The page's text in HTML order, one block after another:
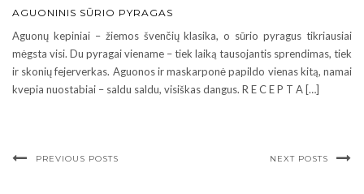
AGUONINIS SŪRIO PYRAGAS
Aguonų kepiniai – žiemos švenčių klasika, o sūrio pyragus tikriausiai
mėgsta visi. Du pyragai viename – tiek laiką tausojantis sprendimas, tiek
ir skonių fejerverkas. Aguonos ir maskarponė papildo vienas kitą, namai
kvepia nuostabiai – saldu saldu, visiškas dangus. R E C E P T A […]
PREVIOUS POSTS NEXT POSTS